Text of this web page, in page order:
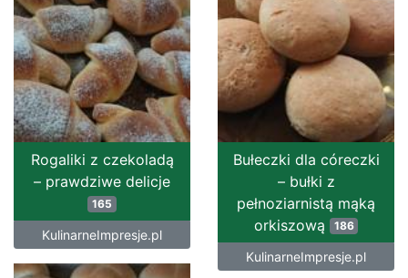
Rogaliki z czekoladą
– prawdziwe delicje
165
KulinarneImpresje.pl
Bułeczki dla córeczki
– bułki z
pełnoziarnistą mąką
orkiszową
186
KulinarneImpresje.pl